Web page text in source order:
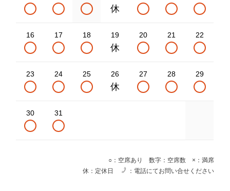
16 17 18 19 20 21 22
23 24 25 26 27 28 29
30 31
○：空席あり 数字：空席数 ×：満席
休：定休日
：電話にてお問い合せください